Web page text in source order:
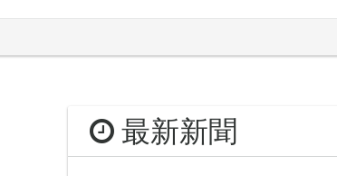
最新新聞